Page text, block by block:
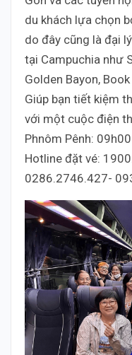
du khách lựa chọn
do đây cũng là đại
tại Campuchia như
Golden Bayon,
Giúp bạn tiết kiệm
với một cuộc điện
Phnôm Pênh:
Hotline đặt vé:
0286.2746.427-